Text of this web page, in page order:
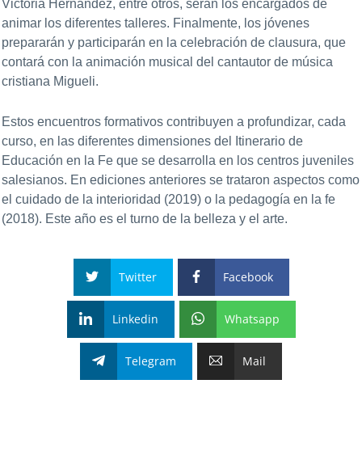
Victoria Hernández, entre otros, serán los encargados de
animar los diferentes talleres. Finalmente, los jóvenes
prepararán y participarán en la celebración de clausura, que
contará con la animación musical del cantautor de música
cristiana Migueli.
Estos encuentros formativos contribuyen a profundizar, cada
curso, en las diferentes dimensiones del Itinerario de
Educación en la Fe que se desarrolla en los centros juveniles
salesianos. En ediciones anteriores se trataron aspectos como
el cuidado de la interioridad (2019) o la pedagogía en la fe
(2018). Este año es el turno de la belleza y el arte.
Twitter Facebook
Linkedin Whatsapp
Telegram Mail